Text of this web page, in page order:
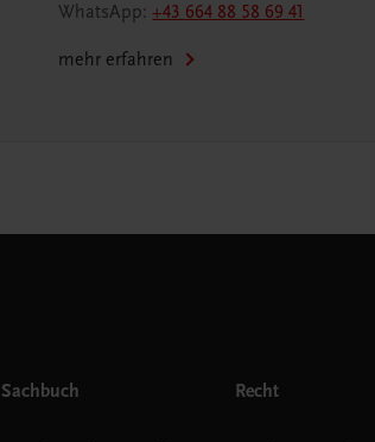
WhatsApp:+43 664 88 58 69 41
mehr erfahren
Sachbuch Recht